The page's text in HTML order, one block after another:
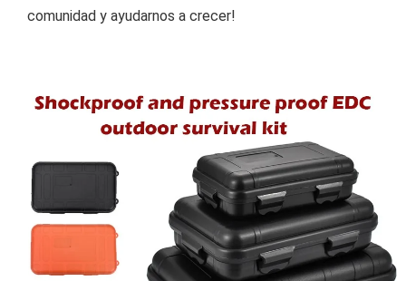
comunidad y ayudarnos a crecer!